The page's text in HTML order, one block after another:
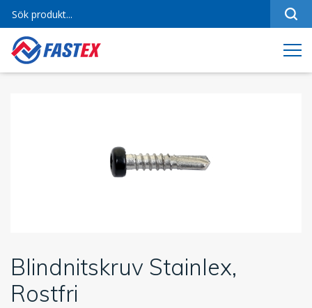
Blindnitskruv Stainlex,
Rostfri
Om oss